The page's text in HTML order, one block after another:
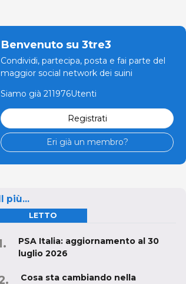
Benvenuto su 3tre3
Condividi, partecipa, posta e fai parte del
maggior social network dei suini
Siamo già 211976Utenti
Registrati
Eri già un membro?
Il più...
LETTO
PSA Italia: aggiornamento al 30
luglio 2026
Cosa sta cambiando nella